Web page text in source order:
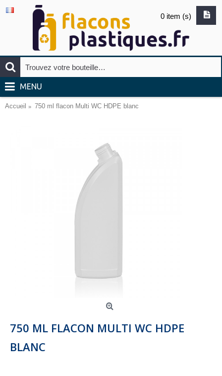
0 item (s)
MENU
Accueil 750 ml flacon Multi WC HDPE blanc
750 ML FLACON MULTI WC HDPE
BLANC